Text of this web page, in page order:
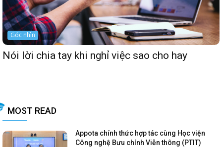
Góc nhìn
Nói lời chia tay khi nghỉ việc sao cho hay
MOST READ
Appota chính thức hợp tác cùng Học viện
Công nghệ Bưu chính Viễn thông (PTIT)